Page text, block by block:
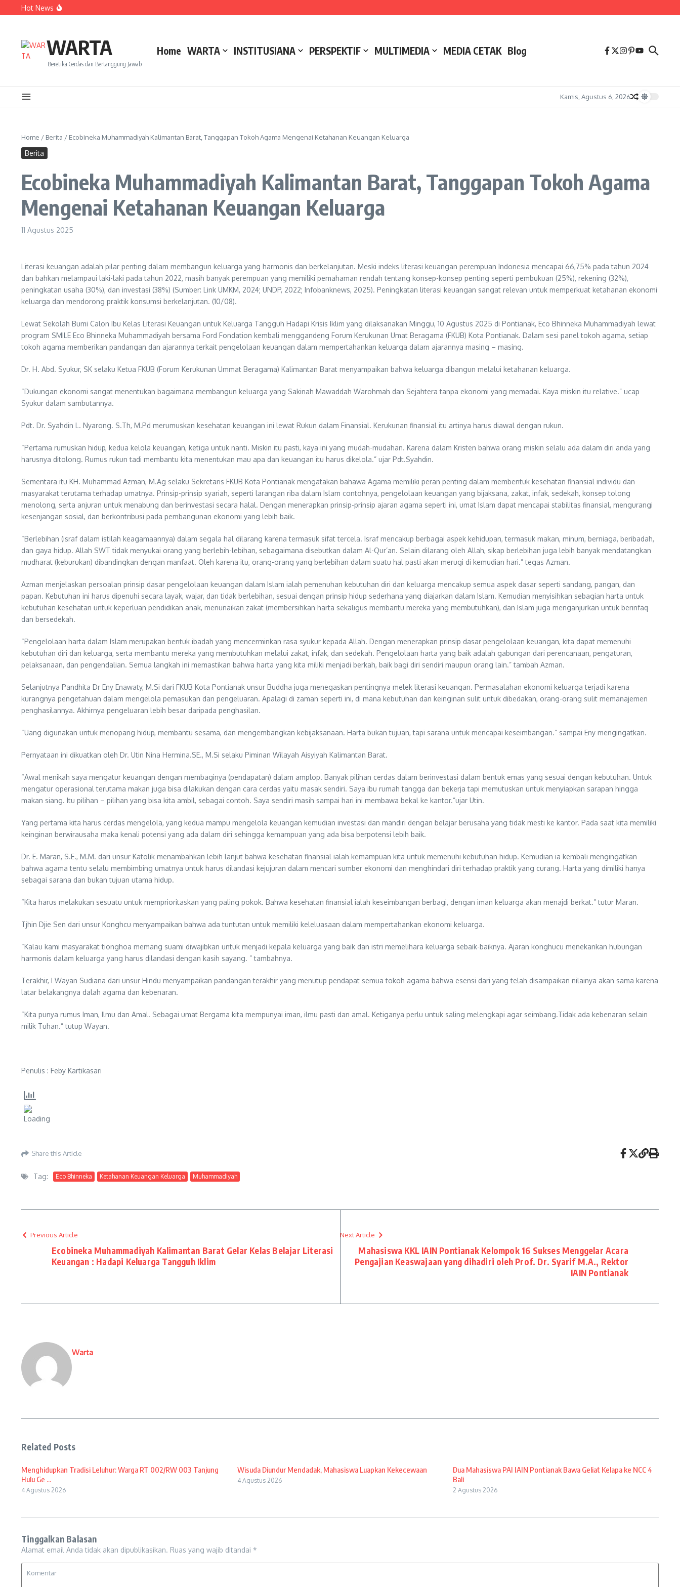
Lewati ke konten
Hot News
Sinergi Masyarakat dan Mahasiswa KKL IAIN Pontianak Sukseskan Kerja Bakti di Anjungan Melancar
WARTA
Beretika Cerdas dan Bertanggung Jawab
Home WARTA INSTITUSIANA PERSPEKTIF MULTIMEDIA MEDIA CETAK Blog
Kamis, Agustus 6, 2026
Home / Berita / Ecobineka Muhammadiyah Kalimantan Barat, Tanggapan Tokoh Agama Mengenai Ketahanan Keuangan Keluarga
Berita
Ecobineka Muhammadiyah Kalimantan Barat, Tanggapan Tokoh Agama
Mengenai Ketahanan Keuangan Keluarga
11 Agustus 2025
Literasi keuangan adalah pilar penting dalam membangun keluarga yang harmonis dan berkelanjutan. Meski indeks literasi keuangan perempuan Indonesia mencapai 66,75% pada tahun 2024
dan bahkan melampaui laki-laki pada tahun 2022, masih banyak perempuan yang memiliki pemahaman rendah tentang konsep-konsep penting seperti pembukuan (25%), rekening (32%),
peningkatan usaha (30%), dan investasi (38%) (Sumber: Link UMKM, 2024; UNDP, 2022; Infobanknews, 2025). Peningkatan literasi keuangan sangat relevan untuk memperkuat ketahanan ekonomi
keluarga dan mendorong praktik konsumsi berkelanjutan. (10/08).
Lewat Sekolah Bumi Calon Ibu Kelas Literasi Keuangan untuk Keluarga Tangguh Hadapi Krisis Iklim yang dilaksanakan Minggu, 10 Agustus 2025 di Pontianak, Eco Bhinneka Muhammadiyah lewat
program SMILE Eco Bhinneka Muhammadiyah bersama Ford Fondation kembali menggandeng Forum Kerukunan Umat Beragama (FKUB) Kota Pontianak. Dalam sesi panel tokoh agama, setiap
tokoh agama memberikan pandangan dan ajarannya terkait pengelolaan keuangan dalam mempertahankan keluarga dalam ajarannya masing – masing.
Dr. H. Abd. Syukur, SK selaku Ketua FKUB (Forum Kerukunan Ummat Beragama) Kalimantan Barat menyampaikan bahwa keluarga dibangun melalui ketahanan keluarga.
“Dukungan ekonomi sangat menentukan bagaimana membangun keluarga yang Sakinah Mawaddah Warohmah dan Sejahtera tanpa ekonomi yang memadai. Kaya miskin itu relative.” ucap
Syukur dalam sambutannya.
Pdt. Dr. Syahdin L. Nyarong. S.Th, M.Pd merumuskan kesehatan keuangan ini lewat Rukun dalam Finansial. Kerukunan finansial itu artinya harus diawal dengan rukun.
“Pertama rumuskan hidup, kedua kelola keuangan, ketiga untuk nanti. Miskin itu pasti, kaya ini yang mudah-mudahan. Karena dalam Kristen bahwa orang miskin selalu ada dalam diri anda yang
harusnya ditolong. Rumus rukun tadi membantu kita menentukan mau apa dan keuangan itu harus dikelola.” ujar Pdt.Syahdin.
Sementara itu KH. Muhammad Azman, M.Ag selaku Sekretaris FKUB Kota Pontianak mengatakan bahawa Agama memiliki peran penting dalam membentuk kesehatan finansial individu dan
masyarakat terutama terhadap umatnya. Prinsip-prinsip syariah, seperti larangan riba dalam Islam contohnya, pengelolaan keuangan yang bijaksana, zakat, infak, sedekah, konsep tolong
menolong, serta anjuran untuk menabung dan berinvestasi secara halal. Dengan menerapkan prinsip-prinsip ajaran agama seperti ini, umat Islam dapat mencapai stabilitas finansial, mengurangi
kesenjangan sosial, dan berkontribusi pada pembangunan ekonomi yang lebih baik.
“Berlebihan (israf dalam istilah keagamaannya) dalam segala hal dilarang karena termasuk sifat tercela. Israf mencakup berbagai aspek kehidupan, termasuk makan, minum, berniaga, beribadah,
dan gaya hidup. Allah SWT tidak menyukai orang yang berlebih-lebihan, sebagaimana disebutkan dalam Al-Qur’an. Selain dilarang oleh Allah, sikap berlebihan juga lebih banyak mendatangkan
mudharat (keburukan) dibandingkan dengan manfaat. Oleh karena itu, orang-orang yang berlebihan dalam suatu hal pasti akan merugi di kemudian hari.” tegas Azman.
Azman menjelaskan persoalan prinsip dasar pengelolaan keuangan dalam Islam ialah pemenuhan kebutuhan diri dan keluarga mencakup semua aspek dasar seperti sandang, pangan, dan
papan. Kebutuhan ini harus dipenuhi secara layak, wajar, dan tidak berlebihan, sesuai dengan prinsip hidup sederhana yang diajarkan dalam Islam. Kemudian menyisihkan sebagian harta untuk
kebutuhan kesehatan untuk keperluan pendidikan anak, menunaikan zakat (membersihkan harta sekaligus membantu mereka yang membutuhkan), dan Islam juga menganjurkan untuk berinfaq
dan bersedekah.
“Pengelolaan harta dalam Islam merupakan bentuk ibadah yang mencerminkan rasa syukur kepada Allah. Dengan menerapkan prinsip dasar pengelolaan keuangan, kita dapat memenuhi
kebutuhan diri dan keluarga, serta membantu mereka yang membutuhkan melalui zakat, infak, dan sedekah. Pengelolaan harta yang baik adalah gabungan dari perencanaan, pengaturan,
pelaksanaan, dan pengendalian. Semua langkah ini memastikan bahwa harta yang kita miliki menjadi berkah, baik bagi diri sendiri maupun orang lain.” tambah Azman.
Selanjutnya Pandhita Dr Eny Enawaty, M.Si dari FKUB Kota Pontianak unsur Buddha juga menegaskan pentingnya melek literasi keuangan. Permasalahan ekonomi keluarga terjadi karena
kurangnya pengetahuan dalam mengelola pemasukan dan pengeluaran. Apalagi di zaman seperti ini, di mana kebutuhan dan keinginan sulit untuk dibedakan, orang-orang sulit memanajemen
penghasilannya. Akhirnya pengeluaran lebih besar daripada penghasilan.
“Uang digunakan untuk menopang hidup, membantu sesama, dan mengembangkan kebijaksanaan. Harta bukan tujuan, tapi sarana untuk mencapai keseimbangan.” sampai Eny mengingatkan.
Pernyataan ini dikuatkan oleh Dr. Utin Nina Hermina.SE., M.Si selaku Piminan Wilayah Aisyiyah Kalimantan Barat.
“Awal menikah saya mengatur keuangan dengan membaginya (pendapatan) dalam amplop. Banyak pilihan cerdas dalam berinvestasi dalam bentuk emas yang sesuai dengan kebutuhan. Untuk
mengatur operasional terutama makan juga bisa dilakukan dengan cara cerdas yaitu masak sendiri. Saya ibu rumah tangga dan bekerja tapi memutuskan untuk menyiapkan sarapan hingga
makan siang. Itu pilihan – pilihan yang bisa kita ambil, sebagai contoh. Saya sendiri masih sampai hari ini membawa bekal ke kantor.”ujar Utin.
Yang pertama kita harus cerdas mengelola, yang kedua mampu mengelola keuangan kemudian investasi dan mandiri dengan belajar berusaha yang tidak mesti ke kantor. Pada saat kita memiliki
keinginan berwirausaha maka kenali potensi yang ada dalam diri sehingga kemampuan yang ada bisa berpotensi lebih baik.
Dr. E. Maran, S.E., M.M. dari unsur Katolik menambahkan lebih lanjut bahwa kesehatan finansial ialah kemampuan kita untuk memenuhi kebutuhan hidup. Kemudian ia kembali mengingatkan
bahwa agama tentu selalu membimbing umatnya untuk harus dilandasi kejujuran dalam mencari sumber ekonomi dan menghindari diri terhadap praktik yang curang. Harta yang dimiliki hanya
sebagai sarana dan bukan tujuan utama hidup.
“Kita harus melakukan sesuatu untuk memprioritaskan yang paling pokok. Bahwa kesehatan finansial ialah keseimbangan berbagi, dengan iman keluarga akan menajdi berkat.” tutur Maran.
Tjhin Djie Sen dari unsur Konghcu menyampaikan bahwa ada tuntutan untuk memiliki keleluasaan dalam mempertahankan ekonomi keluarga.
“Kalau kami masyarakat tionghoa memang suami diwajibkan untuk menjadi kepala keluarga yang baik dan istri memelihara keluarga sebaik-baiknya. Ajaran konghucu menekankan hubungan
harmonis dalam keluarga yang harus dilandasi dengan kasih sayang. ” tambahnya.
Terakhir, I Wayan Sudiana dari unsur Hindu menyampaikan pandangan terakhir yang menutup pendapat semua tokoh agama bahwa esensi dari yang telah disampaikan nilainya akan sama karena
latar belakangnya dalah agama dan kebenaran.
“Kita punya rumus Iman, Ilmu dan Amal. Sebagai umat Bergama kita mempunyai iman, ilmu pasti dan amal. Ketiganya perlu untuk saling melengkapi agar seimbang.Tidak ada kebenaran selain
milik Tuhan.” tutup Wayan.
Penulis : Feby Kartikasari
Share this Article
Tag: Eco Bhinneka Ketahanan Keuangan Keluarga Muhammadiyah
Previous Article
Ecobineka Muhammadiyah Kalimantan Barat Gelar Kelas Belajar Literasi
Keuangan : Hadapi Keluarga Tangguh Iklim
Next Article
Mahasiswa KKL IAIN Pontianak Kelompok 16 Sukses Menggelar Acara
Pengajian Keaswajaan yang dihadiri oleh Prof. Dr. Syarif M.A., Rektor
IAIN Pontianak
Warta
Related Posts
Menghidupkan Tradisi Leluhur: Warga RT 002/RW 003 Tanjung
Hulu Ge ...
4 Agustus 2026
Wisuda Diundur Mendadak, Mahasiswa Luapkan Kekecewaan
4 Agustus 2026
Dua Mahasiswa PAI IAIN Pontianak Bawa Geliat Kelapa ke NCC 4
Bali
2 Agustus 2026
Tinggalkan Balasan
Alamat email Anda tidak akan dipublikasikan. Ruas yang wajib ditandai *